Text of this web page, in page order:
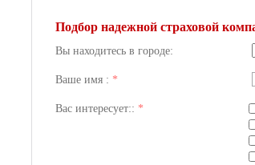
Подбор надежной страховой
Вы находитесь в городе:
Ваше имя : *
Вас интересует:: *